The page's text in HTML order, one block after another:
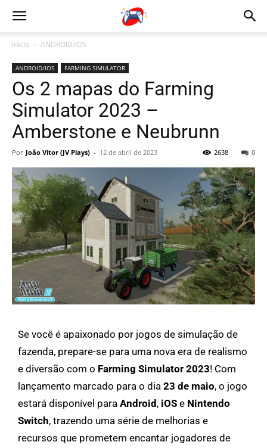
Início ANDROID/IOS
ANDROID/IOS FARMING SIMULATOR
Os 2 mapas do Farming
Simulator 2023 –
Amberstone e Neubrunn
Por João Vitor (JV Plays) - 12 de abril de 2023 0
2638
Se você é apaixonado por jogos de simulação de
fazenda, prepare-se para uma nova era de realismo
e diversão com o Farming Simulator 2023! Com
lançamento marcado para o dia 23 de maio, o jogo
estará disponível para Android, iOS e Nintendo
Switch, trazendo uma série de melhorias e
recursos que prometem encantar jogadores de